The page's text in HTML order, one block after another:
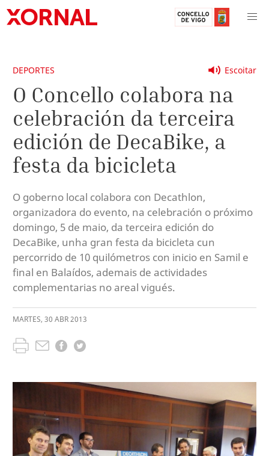
Escoitar
DEPORTES
O Concello colabora na
celebración da terceira
edición de DecaBike, a
festa da bicicleta
O goberno local colabora con Decathlon,
organizadora do evento, na celebración o próximo
domingo, 5 de maio, da terceira edición do
DecaBike, unha gran festa da bicicleta cun
percorrido de 10 quilómetros con inicio en Samil e
final en Balaídos, ademais de actividades
complementarias no areal vigués.
MARTES, 30 ABR2013